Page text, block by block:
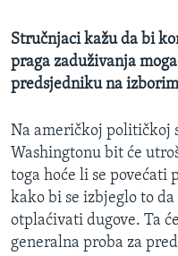
PRATITE NAS
Stručnjaci kažu da bi
praga zaduživanja
predsjedniku na
Na američkoj političkoj
Washingtonu bit će
toga hoće li se povećati
kako bi se izbjeglo to
otplaćivati dugove. Ta
generalna proba za